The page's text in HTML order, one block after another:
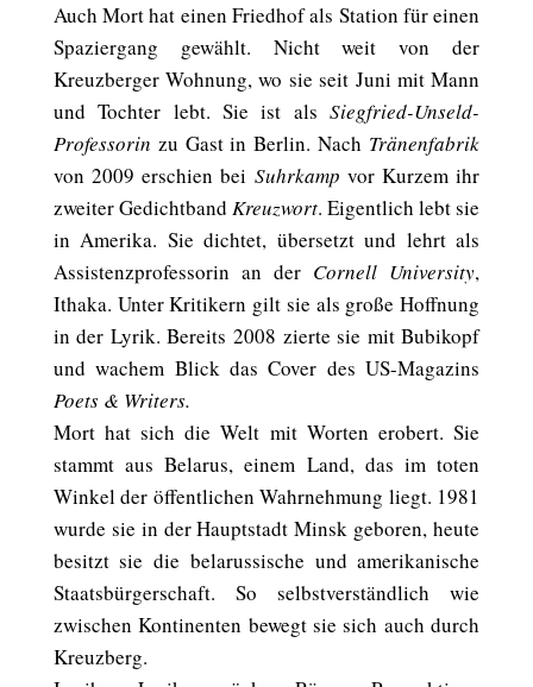
Auch Mort hat einen Friedhof als Station für einen
Spaziergang gewählt. Nicht weit von der
Kreuzberger Wohnung, wo sie seit Juni mit Mann
und Tochter lebt. Sie ist alsSiegfried-Unseld-
Professorin zu Gast in Berlin. Nach Tränenfabrik
von 2009 erschien bei Suhrkamp vor Kurzem ihr
zweiter Gedichtband Kreuzwort. Eigentlich lebt sie
in Amerika. Sie dichtet, übersetzt und lehrt als
Assistenzprofessorin an der Cornell University,
Ithaka. Unter Kritikern gilt sie als große Hoffnung
in der Lyrik. Bereits 2008 zierte sie mit Bubikopf
und wachem Blick das Cover des US-Magazins
Poets & Writers.
Mort hat sich die Welt mit Worten erobert. Sie
stammt aus Belarus, einem Land, das im toten
Winkel der öffentlichen Wahrnehmung liegt. 1981
wurde sie in der Hauptstadt Minsk geboren, heute
besitzt sie die belarussische und amerikanische
Staatsbürgerschaft. So selbstverständlich wie
zwischen Kontinenten bewegt sie sich auch durch
Kreuzberg.